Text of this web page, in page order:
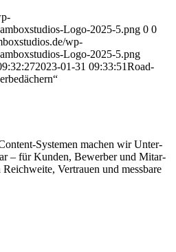
Logo-2025-5.png 0 0
wp-
Logo-2025-5.png
2023-01-31 09:33:51Road­
Sys­te­men machen wir Unter­
– für Kun­den, Bewer­ber und Mit­ar­
Ver­trau­en und mess­ba­re